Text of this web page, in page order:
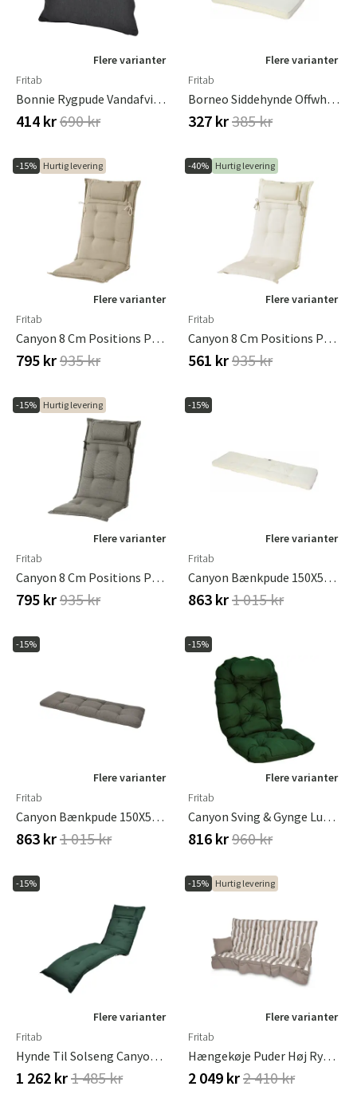
Flere varianter
Fritab
Bonnie Rygpude Vandafvisende Skifer
414 kr690 kr
Flere varianter
Fritab
Borneo Siddehynde Offwhite Canyon
327 kr385 kr
-15% Hurtig levering
Flere varianter
Fritab
Canyon 8 Cm Positions Pude I Strukturdralon Beige
795 kr935 kr
-40% Hurtig levering
Flere varianter
Fritab
Canyon 8 Cm Positions Pude I Strukturdralon Offwhite
561 kr935 kr
-15% Hurtig levering
Flere varianter
Fritab
Canyon 8 Cm Positions Pude I Strukturdralon Taupe
795 kr935 kr
-15%
Flere varianter
Fritab
Canyon Bænkpude 150X50Cm Offwhite
863 kr1 015 kr
-15%
Flere varianter
Fritab
Canyon Bænkpude 150X50Cm Taupe
863 kr1 015 kr
-15%
Flere varianter
Fritab
Canyon Sving & Gynge Luksus Hynde Strukturdralon Grøn
816 kr960 kr
-15%
Flere varianter
Fritab
Hynde Til Solseng Canyon Grøn
1 262 kr1 485 kr
-15% Hurtig levering
Flere varianter
Fritab
Hængekøje Puder Høj Ryg Taupe/Hvid
2 049 kr2 410 kr